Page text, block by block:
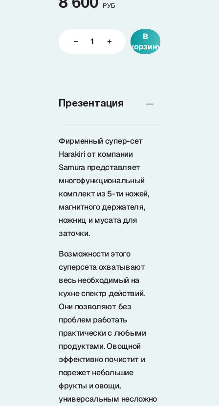
Подарочные карты
Интернет-магазин (пн-пт 9-18)
+7 (495) 280 73 80
Интернет-магазин
Problem@samura.ru
По вопросам качества
8 600 РУБ
В
корзину
Презентация
Фирменный супер-сет
Harakiri от компании
Samura представляет
многофункциональный
комплект из 5-ти ножей,
магнитного держателя,
ножниц и мусата для
заточки.
Возможности этого
суперсета охватывают
весь необходимый на
кухне спектр действий.
Они позволяют без
проблем работать
практически с любыми
продуктами. Овощной
эффективно почистит и
порежет небольшие
фрукты и овощи,
универсальным несложно